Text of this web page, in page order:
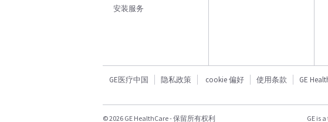
安装服务
GE医疗中国 隐私政策 cookie 偏好 使用条款 GE
© 2026 GE HealthCare - 保留所有权利 GE is